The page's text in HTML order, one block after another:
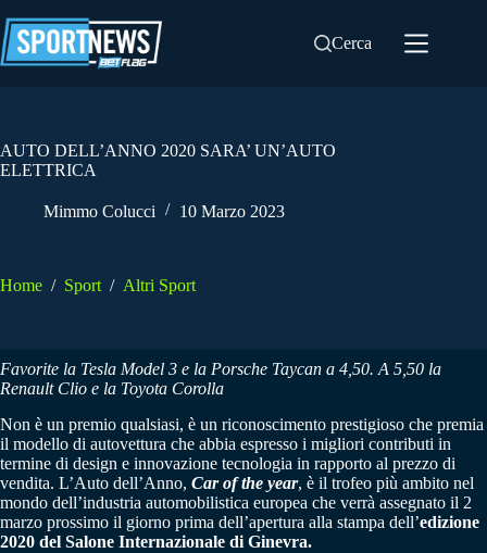
al
contenuto
Cerca
AUTO DELL’ANNO 2020 SARA’ UN’AUTO
ELETTRICA
Mimmo Colucci 10 Marzo 2023
Home / Sport / Altri Sport
Favorite la Tesla Model 3 e la Porsche Taycan a 4,50. A 5,50 la
Renault Clio e la Toyota Corolla
Non è un premio qualsiasi, è un riconoscimento prestigioso che premia
il modello di autovettura che abbia espresso i migliori contributi in
termine di design e innovazione tecnologia in rapporto al prezzo di
vendita. L’Auto dell’Anno, Car of the year, è il trofeo più ambito nel
mondo dell’industria automobilistica europea che verrà assegnato il 2
marzo prossimo il giorno prima dell’apertura alla stampa dell’edizione
2020 del Salone Internazionale di Ginevra.